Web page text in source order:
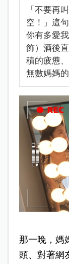
「不要再
空！」這
你有多愛
飾）酒後
積的疲憊
無數媽媽的
那一晚，媽
頭、對著網